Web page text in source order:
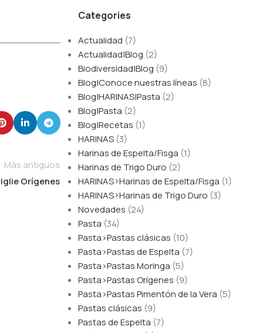
Más antiguos
Orígenes​
Categories
Actualidad (7)
Actualidad|Blog (2)
Biodiversidad|Blog (9)
Blog|Conoce nuestras líneas (8)
Blog|HARINAS|Pasta (2)
Blog|Pasta (2)
Blog|Recetas (1)
HARINAS(3)
Harinas de Espelta/Fisga (1)
Harinas de Trigo Duro (2)
HARINAS>Harinas de Espelta/Fisga (1)
HARINAS>Harinas de Trigo Duro (3)
Novedades (24)
Pasta (34)
Pasta>Pastas clásicas (10)
Pasta>Pastas de Espelta (7)
Pasta>Pastas Moringa (5)
Pasta>Pastas Orígenes (9)
Pasta>Pastas Pimentón de la Vera (5)
Pastas clásicas (9)
Pastas de Espelta (7)